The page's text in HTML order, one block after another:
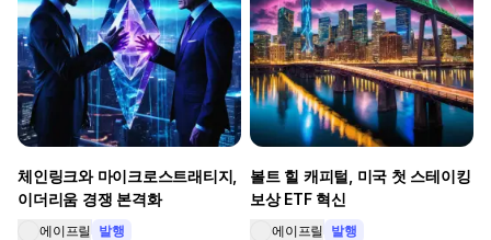
체인링크와 마이크로스트래티지,
이더리움 경쟁 본격화
에이프릴 발행
볼트 힐 캐피털, 미국 첫 스테이킹
보상 ETF 혁신
에이프릴 발행